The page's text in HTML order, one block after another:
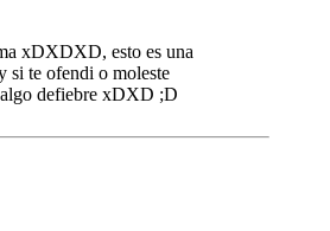
xDXDXD, esto es una
si te ofendi o moleste
defiebre xDXD ;D